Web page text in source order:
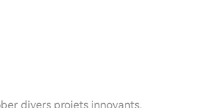
divers projets innovants,